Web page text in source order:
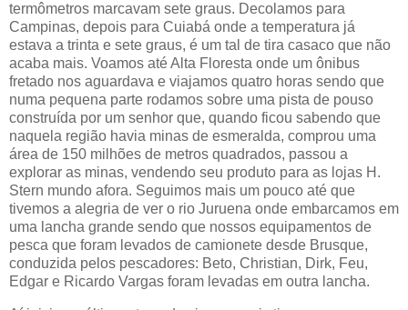
termômetros marcavam sete graus. Decolamos para
Campinas, depois para Cuiabá onde a temperatura já
estava a trinta e sete graus, é um tal de tira casaco que não
acaba mais. Voamos até Alta Floresta onde um ônibus
fretado nos aguardava e viajamos quatro horas sendo que
numa pequena parte rodamos sobre uma pista de pouso
construída por um senhor que, quando ficou sabendo que
naquela região havia minas de esmeralda, comprou uma
área de 150 milhões de metros quadrados, passou a
explorar as minas, vendendo seu produto para as lojas H.
Stern mundo afora. Seguimos mais um pouco até que
tivemos a alegria de ver o rio Juruena onde embarcamos em
uma lancha grande sendo que nossos equipamentos de
pesca que foram levados de camionete desde Brusque,
conduzida pelos pescadores: Beto, Christian, Dirk, Feu,
Edgar e Ricardo Vargas foram levadas em outra lancha.